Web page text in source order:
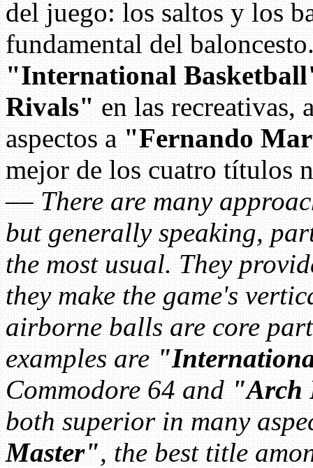
del juego: los saltos y los
fundamental del
"International
Rivals" en las recreativas,
aspectos a "Fernando
mejor de los cuatro títulos
–– There are many
but generally speaking,
the most usual. They
they make the game's
airborne balls are core
examples are
Commodore 64 and "Arch
both superior in many
Master", the best title